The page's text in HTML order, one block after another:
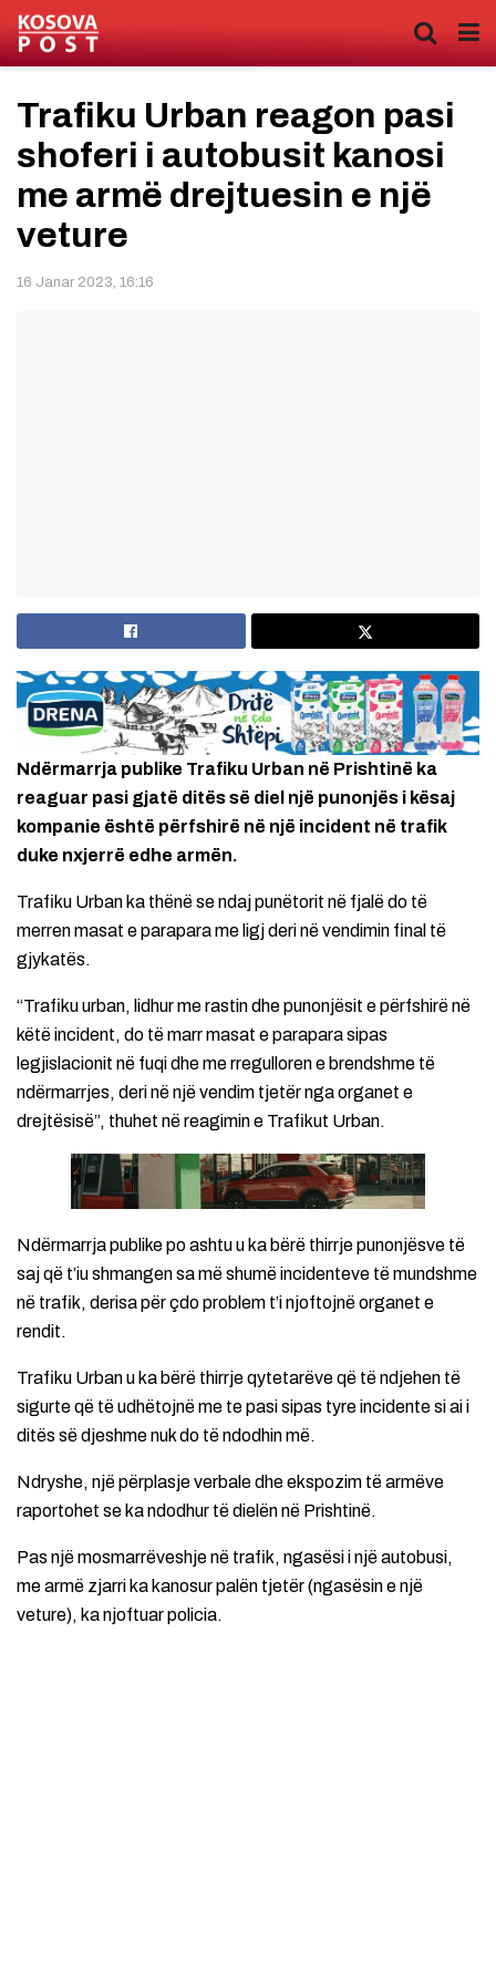
Trafiku Urban reagon pasi
shoferi i autobusit kanosi
me armë drejtuesin e një
veture
16 Janar 2023, 16:16
Ndërmarrja publike Trafiku Urban në Prishtinë ka
reaguar pasi gjatë ditës së diel një punonjës i kësaj
kompanie është përfshirë në një incident në trafik
duke nxjerrë edhe armën.
Trafiku Urban ka thënë se ndaj punëtorit në fjalë do të
merren masat e parapara me ligj deri në vendimin final të
gjykatës.
“Trafiku urban, lidhur me rastin dhe punonjësit e përfshirë në
këtë incident, do të marr masat e parapara sipas
legjislacionit në fuqi dhe me rregulloren e brendshme të
ndërmarrjes, deri në një vendim tjetër nga organet e
drejtësisë”, thuhet në reagimin e Trafikut Urban.
Ndërmarrja publike po ashtu u ka bërë thirrje punonjësve të
saj që t’iu shmangen sa më shumë incidenteve të mundshme
në trafik, derisa për çdo problem t’i njoftojnë organet e
rendit.
Trafiku Urban u ka bërë thirrje qytetarëve që të ndjehen të
sigurte që të udhëtojnë me te pasi sipas tyre incidente si ai i
ditës së djeshme nuk do të ndodhin më.
Ndryshe, një përplasje verbale dhe ekspozim të armëve
raportohet se ka ndodhur të dielën në Prishtinë.
Pas një mosmarrëveshje në trafik, ngasësi i një autobusi,
me armë zjarri ka kanosur palën tjetër (ngasësin e një
veture), ka njoftuar policia.